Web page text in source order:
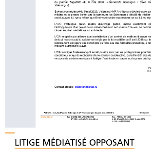
LITIGE MÉDIATISÉ OPPOSANT